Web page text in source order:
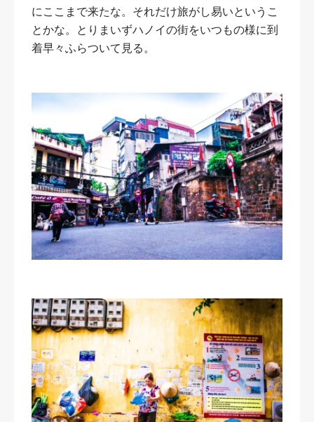
にここまで来たな。それだけ旅がし易いというこ
とかな。とりまいずハノイの街をいつもの様に到
着早々ふらついて見る。